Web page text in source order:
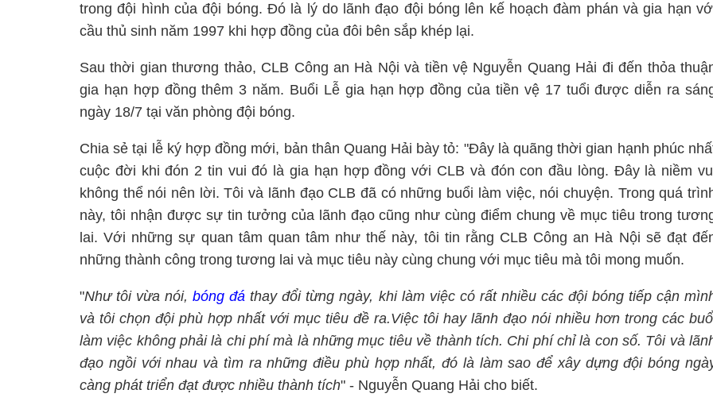
trong đội hình của đội bóng. Đó là lý do lãnh đạo đội bóng lên kế hoạch đàm phán và gia hạn
cầu thủ sinh năm 1997 khi hợp đồng của đôi bên sắp khép lại.
Sau thời gian thương thảo, CLB Công an Hà Nội và tiền vệ Nguyễn Quang Hải đi đến thỏa
gia hạn hợp đồng thêm 3 năm. Buổi Lễ gia hạn hợp đồng của tiền vệ 17 tuổi được diễn ra
ngày 18/7 tại văn phòng đội bóng.
Chia sẻ tại lễ ký hợp đồng mới, bản thân Quang Hải bày tỏ: "Đây là quãng thời gian hạnh phúc
cuộc đời khi đón 2 tin vui đó là gia hạn hợp đồng với CLB và đón con đầu lòng. Đây là niềm
không thể nói nên lời. Tôi và lãnh đạo CLB đã có những buổi làm việc, nói chuyện. Trong quá
này, tôi nhận được sự tin tưởng của lãnh đạo cũng như cùng điểm chung về mục tiêu trong
lai. Với những sự quan tâm quan tâm như thế này, tôi tin rằng CLB Công an Hà Nội sẽ đạt
những thành công trong tương lai và mục tiêu này cùng chung với mục tiêu mà tôi mong muốn.
"Như tôi vừa nói,bóng đá thay đổi từng ngày, khi làm việc có rất nhiều các đội bóng tiếp cận
và tôi chọn đội phù hợp nhất với mục tiêu đề ra.Việc tôi hay lãnh đạo nói nhiều hơn trong các
làm việc không phải là chi phí mà là những mục tiêu về thành tích. Chi phí chỉ là con số. Tôi và
đạo ngồi với nhau và tìm ra những điều phù hợp nhất, đó là làm sao để xây dựng đội bóng
càng phát triển đạt được nhiều thành tích" - Nguyễn Quang Hải cho biết.